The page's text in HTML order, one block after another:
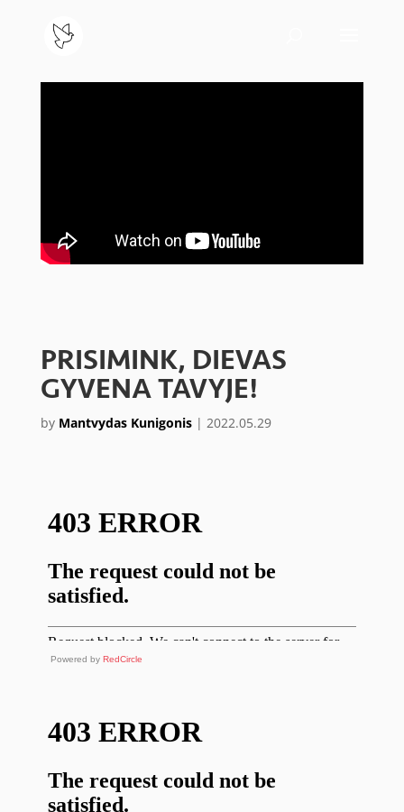
PRISIMINK, DIEVAS
GYVENA TAVYJE!
by Mantvydas Kunigonis| 2022.05.29
Powered by RedCircle